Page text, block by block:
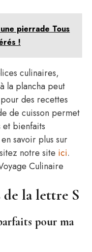
pierrade Tous
!
culinaires,
la plancha peut
des recettes
de cuisson permet
et bienfaits
savoir plus sur
notre site ici.
Culinaire
de la lettre S
pour ma